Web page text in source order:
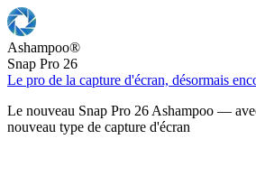
Ashampoo®
Snap Pro 26
Le pro de la capture d'écran, désormais
Le nouveau Snap Pro 26 Ashampoo —
nouveau type de capture d'écran